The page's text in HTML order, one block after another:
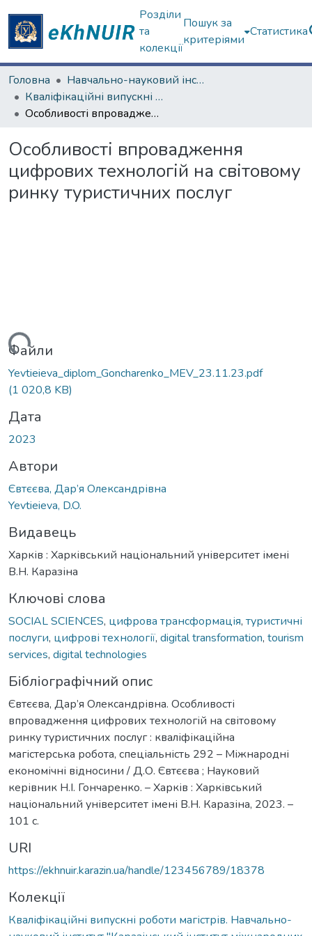
Розділи
та
колекції
Пошук за
критеріями
Статистика
Головна
Навчально-науковий інститут "Каразінський інститут міжнародних відносин та туристичного бізнесу"
Кваліфікаційні випускні роботи магістрів. Навчально-науковий інститут "Каразінський інститут міжнародних відносин та туристичного бізнесу"
Особливості впровадження цифрових технологій на світовому ринку туристичних послуг
Особливості впровадження
цифрових технологій на світовому
ринку туристичних послуг
Файли
Yevtieieva_diplom_Goncharenko_MEV_23.11.23.pdf
(1 020,8 KB)
Дата
2023
Автори
Євтєєва, Дар’я Олександрівна
Yevtieieva, D.O.
Видавець
Харків : Харківський національний університет імені
В.Н. Каразіна
Ключові слова
SOCIAL SCIENCES, цифрова трансформація, туристичні
послуги, цифрові технології, digital transformation, tourism
services, digital technologies
Бібліографічний опис
Євтєєва, Дар’я Олександрівна. Особливості
впровадження цифрових технологій на світовому
ринку туристичних послуг : кваліфікаційна
магістерська робота, спеціальність 292 – Міжнародні
економічні відносини / Д.О. Євтєєва ; Науковий
керівник Н.І. Гончаренко. – Харків : Харківський
національний університет імені В.Н. Каразіна, 2023. –
101 с.
URI
https://ekhnuir.karazin.ua/handle/123456789/18378
Колекції
Кваліфікаційні випускні роботи магістрів. Навчально-